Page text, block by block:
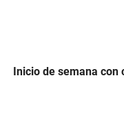
Inicio de semana con